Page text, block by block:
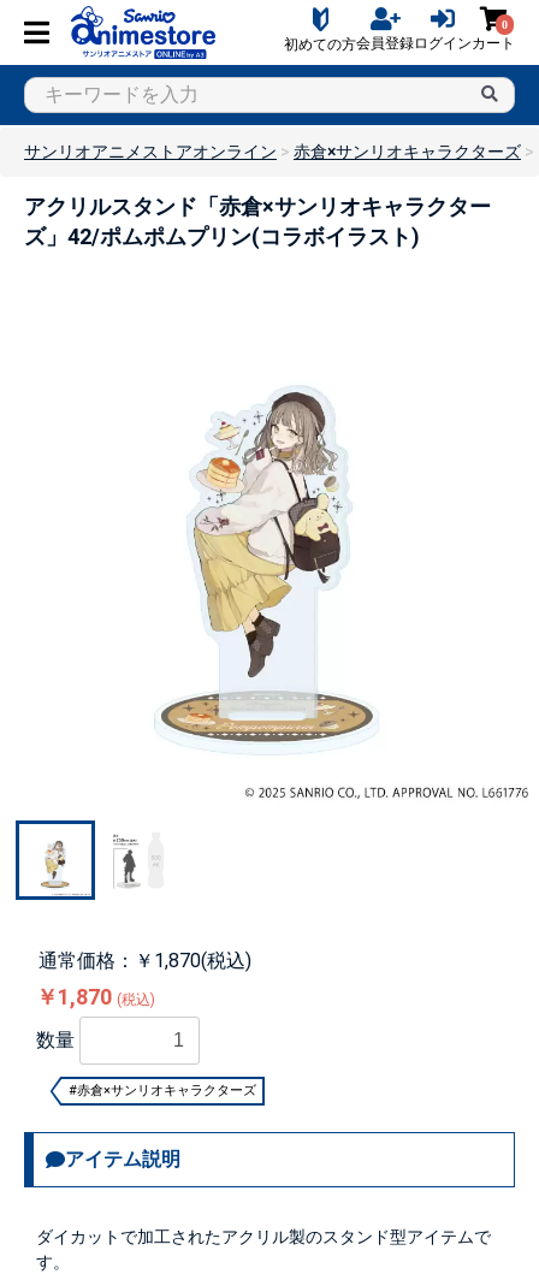
初めての方会員登録ログイン
0
カート
サンリオアニメストアオンライン 赤倉×サンリオキャラクターズ
アクリルスタンド「赤倉×サンリオキャラクター
ズ」42/ポムポムプリン(コラボイラスト)
通常価格：￥1,870(税込)
￥1,870 (税込)
数量
#赤倉×サンリオキャラクターズ
アイテム説明
ダイカットで加工されたアクリル製のスタンド型アイテムで
す。